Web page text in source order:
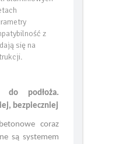
aluminiowych
z
się na
do podłoża.
coraz